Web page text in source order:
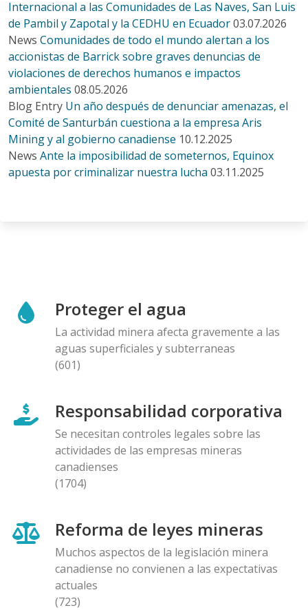
Internacional a las Comunidades de Las Naves, San Luis
de Pambil y Zapotal y la CEDHU en Ecuador03.07.2026
News Comunidades de todo el mundo alertan a los
accionistas de Barrick sobre graves denuncias de
violaciones de derechos humanos e impactos
ambientales 08.05.2026
Blog Entry Un año después de denunciar amenazas, el
Comité de Santurbán cuestiona a la empresa Aris
Mining y al gobierno canadiense 10.12.2025
News Ante la imposibilidad de someternos, Equinox
apuesta por criminalizar nuestra lucha 03.11.2025
Proteger el agua
La actividad minera afecta gravemente a las
aguas superficiales y subterraneas
(601)
Responsabilidad corporativa
Se necesitan controles legales sobre las
actividades de las empresas mineras
canadienses
(1704)
Reforma de leyes mineras
Muchos aspectos de la legislación minera
canadiense no convienen a las expectativas
actuales
(723)